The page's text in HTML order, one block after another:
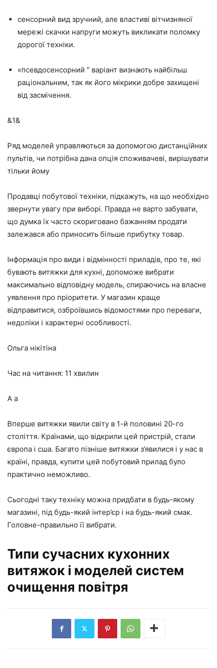
сенсорний вид зручний, але властиві вітчизняної
мережі скачки напруги можуть викликати поломку
дорогої техніки.
«псевдосенсорний ” варіант визнають найбільш
раціональним, так як його мікрики добре захищені
від засмічення.
&1&
Ряд моделей управляються за допомогою дистанційних
пультів, чи потрібна дана опція споживачеві, вирішувати
тільки йому
Продавці побутової техніки, підкажуть, на що необхідно
звернути увагу при виборі. Правда не варто забувати,
що думка їх часто скориговано бажанням продати
залежався або приносить більше прибутку товар.
Інформація про види і відмінності приладів, про те, які
бувають витяжки для кухні, допоможе вибрати
максимально відповідну модель, спираючись на власне
уявлення про пріоритети. У магазин краще
відправитися, озброївшись відомостями про переваги,
недоліки і характерні особливості.
Ольга нікітіна
Час на читання: 11 хвилин
А а
Вперше витяжки явили світу в 1-й половині 20-го
століття. Країнами, що відкрили цей пристрій, стали
європа і сша. Багато пізніше витяжки з’явилися і у нас в
країні, правда, купити цей побутовий прилад було
практично неможливо.
Сьогодні таку техніку можна придбати в будь-якому
магазині, під будь-який інтер’єр і на будь-який смак.
Головне-правильно її вибрати.
Типи сучасних кухонних
витяжок і моделей систем
очищення повітря